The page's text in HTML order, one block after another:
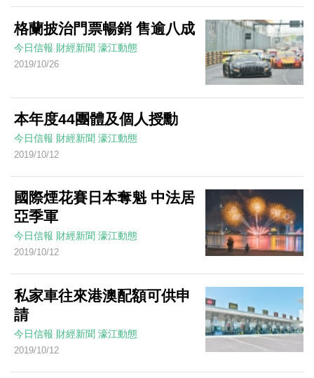
格蘭披治門票暢銷 售逾八成
今日信報 財經新聞 濠江動態
2019/10/26
本年度44團體及個人授勳
今日信報 財經新聞 濠江動態
2019/10/12
國際煙花賽日本奪魁 中法居
亞季軍
今日信報 財經新聞 濠江動態
2019/10/12
私家車往來港澳配額可供申
請
今日信報 財經新聞 濠江動態
2019/10/12